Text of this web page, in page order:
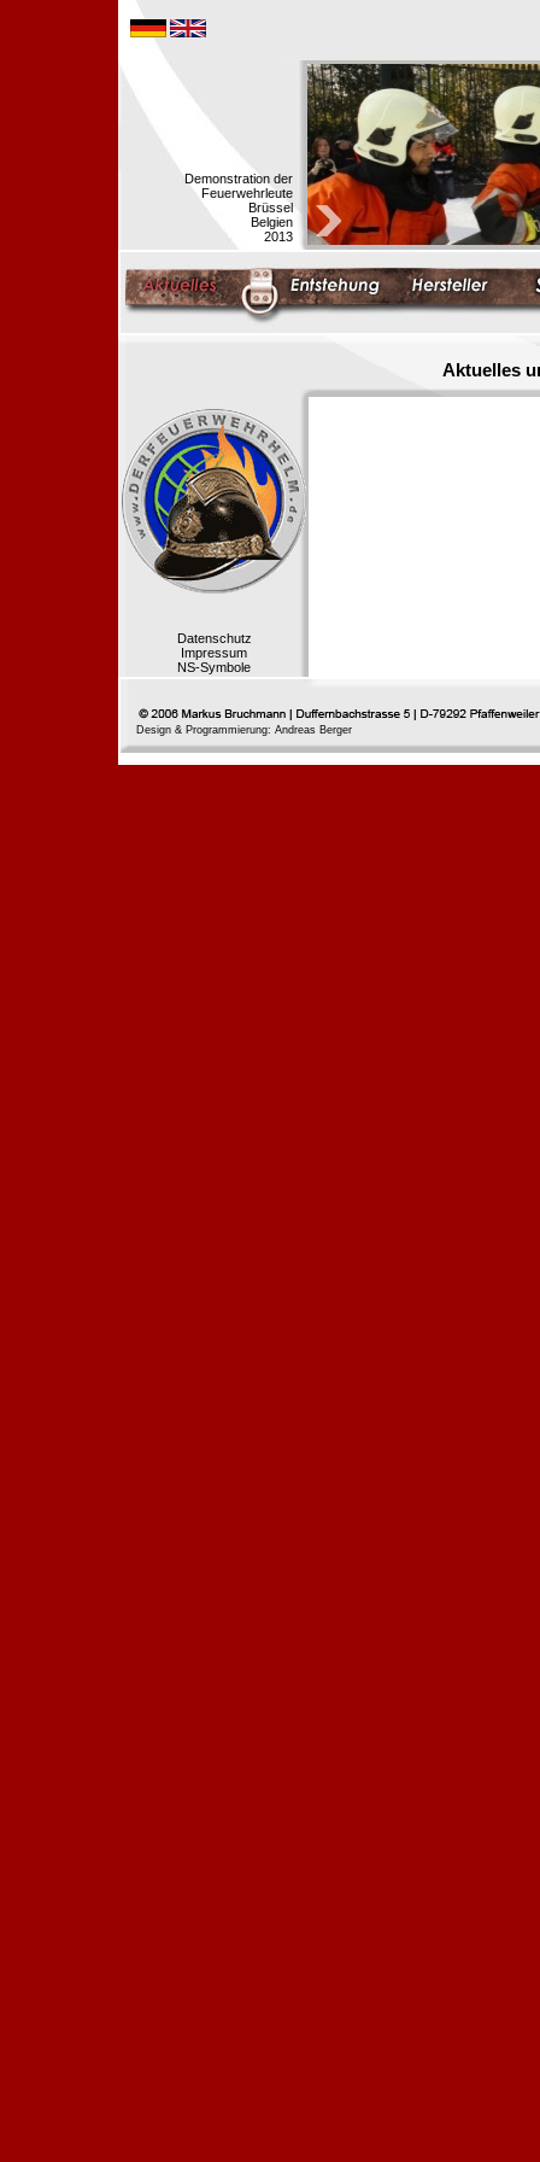
Demonstration der
Feuerwehrleute
Brüssel
Belgien
2013
Aktuelles
Datenschutz
Impressum
NS-Symbole
Design & Programmierung: Andreas Berger